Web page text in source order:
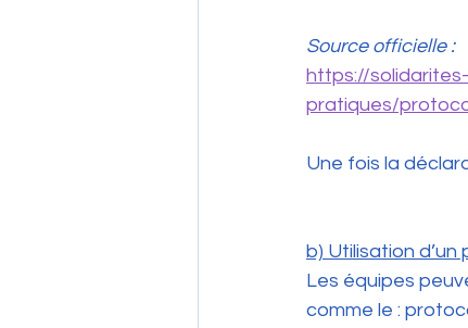
Source officielle :
https://
pratiques/
Une fois la
b) Utilisation
Les équipes
comme le :